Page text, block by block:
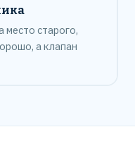
место старого,
а клапан